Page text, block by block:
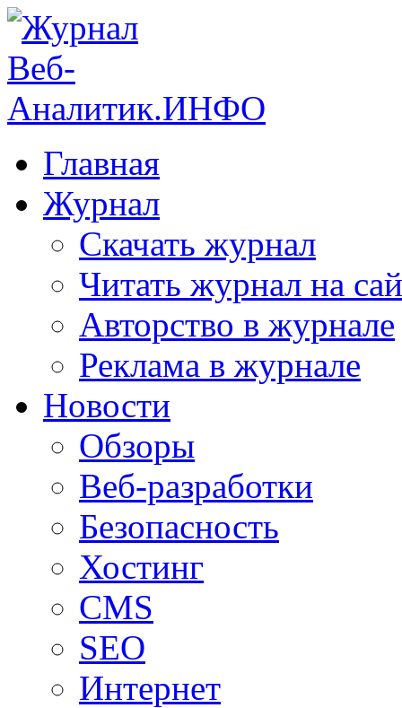
Главная
Журнал
Скачать журнал
Читать журнал на
Авторство в журнале
Реклама в журнале
Новости
Обзоры
Веб-разработки
Безопасность
Хостинг
CMS
SEO
Интернет